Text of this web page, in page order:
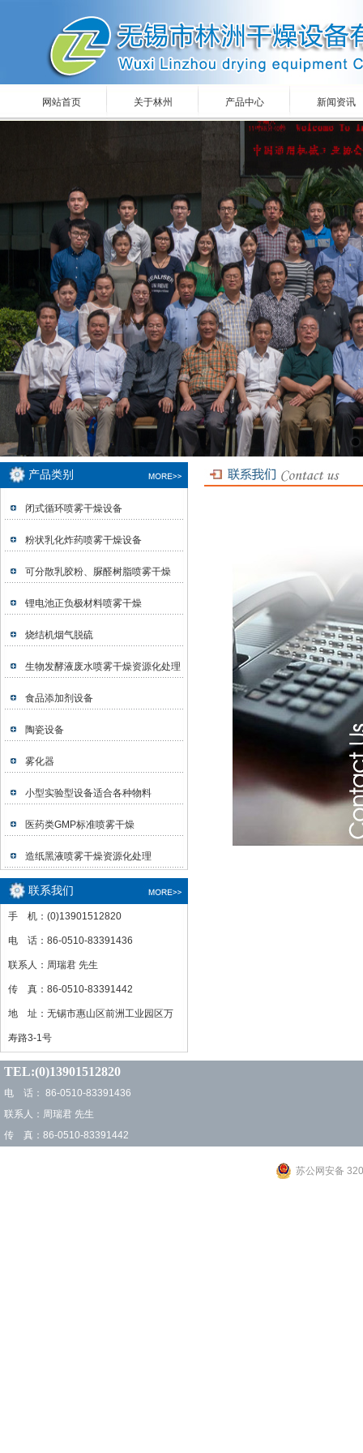
网站首页 关于林州 产品中心 新闻资讯
产品类别
闭式循环喷雾干燥设备
粉状乳化炸药喷雾干燥设备
可分散乳胶粉、脲醛树脂喷雾干燥
锂电池正负极材料喷雾干燥
烧结机烟气脱硫
生物发酵液废水喷雾干燥资源化处理
食品添加剂设备
陶瓷设备
雾化器
小型实验型设备适合各种物料
医药类GMP标准喷雾干燥
造纸黑液喷雾干燥资源化处理
联系我们
手 机：(0)13901512820
电 话：86-0510-83391436
联系人：周瑞君 先生
传 真：86-0510-83391442
地 址：无锡市惠山区前洲工业园区万
寿路3-1号
TEL:(0)13901512820
电 话： 86-0510-83391436
联系人：周瑞君 先生
传 真：86-0510-83391442
苏公网安备